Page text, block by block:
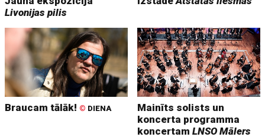
Livonijas pilis
Braucam tālāk! © DIENA
Mainīts solists un
koncerta programma
koncertamLNSO Mālers